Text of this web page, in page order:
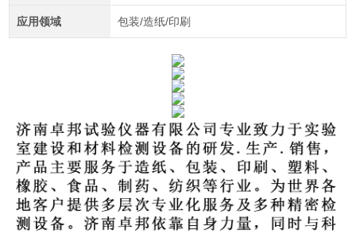
应用领域 包装/造纸/印刷